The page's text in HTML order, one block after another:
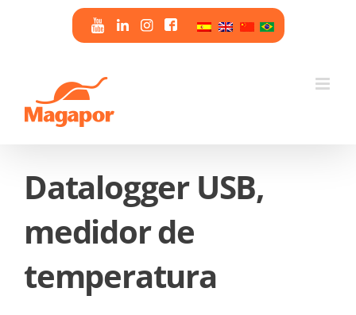
Datalogger USB,
medidor de
temperatura